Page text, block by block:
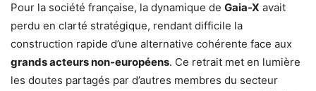
Pour la société française, la dynamique de Gaia-X avait
perdu en clarté stratégique, rendant difficile la
construction rapide d’une alternative cohérente face aux
grands acteurs non-européens. Ce retrait met en lumière
les doutes partagés par d’autres membres du secteur